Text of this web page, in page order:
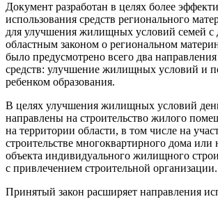
Документ разработан в целях более
использования средств регионального
для улучшения жилищных условий семей с
областным законом о региональном
было предусмотрено всего два
средств: улучшение жилищных условий и
ребенком образования.
В целях улучшения жилищных условий
направлены на строительство жилого
на территории области, в том числе на
строительстве многоквартирного дома или
объекта индивидуального жилищного
с привлечением строительной организации.
Принятый закон расширяет направления